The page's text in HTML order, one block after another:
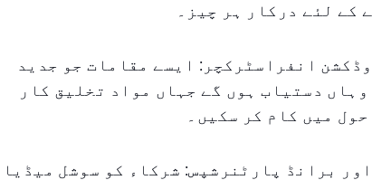
کے لئے درکار ہر چیز۔
انفراسٹرکچر: ایسے مقامات جو جدید
دستیاب ہوں گے جہاں مواد تخلیق کار
میں کام کر سکیں۔
برانڈ پارٹنرشپس: شرکاء کو سوشل میڈیا